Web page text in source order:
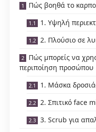
Πώς βοηθά το
1. Υψηλή
2. Πλούσιο σε
Πώς μπορείς να
περιποίηση προσώπου
1. Μάσκα
2. Σπιτικό face
3. Scrub για